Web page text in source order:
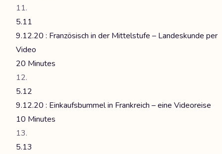
5.11
9.12.20 : Französisch in der Mittelstufe – Landeskunde per
Video
20 Minutes
5.12
9.12.20 : Einkaufsbummel in Frankreich – eine Videoreise
10 Minutes
5.13